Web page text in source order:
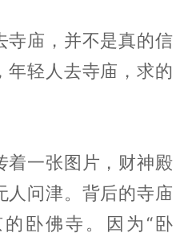
寺庙，并不是真的信
年轻人去寺庙，求的
着一张图片，财神殿
人问津。背后的寺庙
卧佛寺。因为“卧